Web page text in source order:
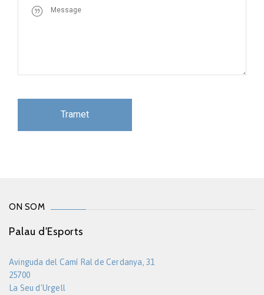
ON SOM
Palau d'Esports
Avinguda del Camí Ral de Cerdanya, 31
25700
La Seu d'Urgell